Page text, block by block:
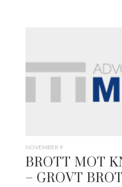
NOVEMBER 9
BROTT MOT
– GROVT